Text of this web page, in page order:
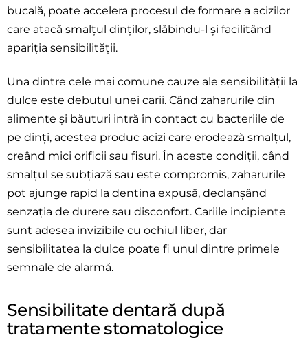
bucală, poate accelera procesul de formare a acizilor
care atacă smalțul dinților, slăbindu-l și facilitând
apariția sensibilității.
Una dintre cele mai comune cauze ale sensibilității la
dulce este debutul unei carii. Când zaharurile din
alimente și băuturi intră în contact cu bacteriile de
pe dinți, acestea produc acizi care erodează smalțul,
creând mici orificii sau fisuri. În aceste condiții, când
smalțul se subțiază sau este compromis, zaharurile
pot ajunge rapid la dentina expusă, declanșând
senzația de durere sau disconfort. Cariile incipiente
sunt adesea invizibile cu ochiul liber, dar
sensibilitatea la dulce poate fi unul dintre primele
semnale de alarmă.
Sensibilitate dentară după
tratamente stomatologice